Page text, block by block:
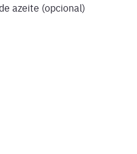
azeite (opcional)